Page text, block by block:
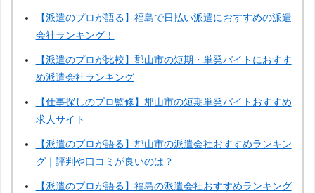
山梨
三重 滋賀
奈良
岡山 山口
【派遣のプロが語る】福島で日払い派遣におすすめの派遣
会社ランキング！
【派遣のプロが比較】郡山市の短期・単発バイトにおすす
め派遣会社ランキング
【仕事探しのプロ監修】郡山市の短期単発バイトおすすめ
求人サイト
【派遣のプロが語る】郡山市の派遣会社おすすめランキン
グ｜評判や口コミが良いのは？
【派遣のプロが語る】福島の派遣会社おすすめランキング